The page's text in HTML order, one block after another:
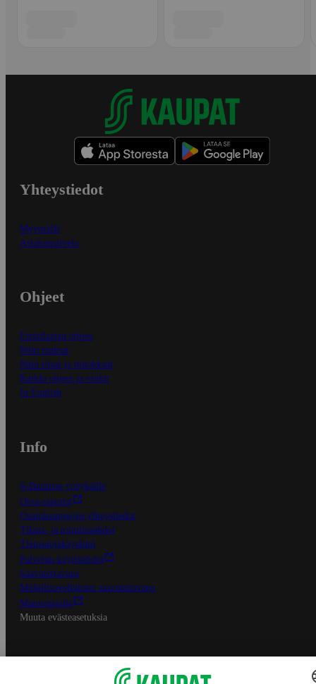
Yhteystiedot
Myymälät
Asiakaspalvelu
Ohjeet
Ensitilaajan ohjeet
Näin maksat
Näin tilaat ja muokkaat
Kaikki ohjeet ja vinkit
In English
Info
S-Business yrityksille
Oiva-raportit
Osuuskauppojen yhteystiedot
Tilaus- ja toimitusehdot
Tietosuojakäytäntö
Palvelun käyttöehdot
Saavutettavuus
Mobiilisovelluksen saavutettavuus
Mainostajalle
Muuta evästeasetuksia
S-ryhmän palvelut